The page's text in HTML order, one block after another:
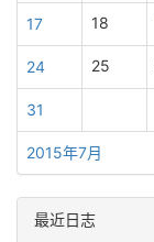
2015年7月
17 18
24 25
31
最近日志